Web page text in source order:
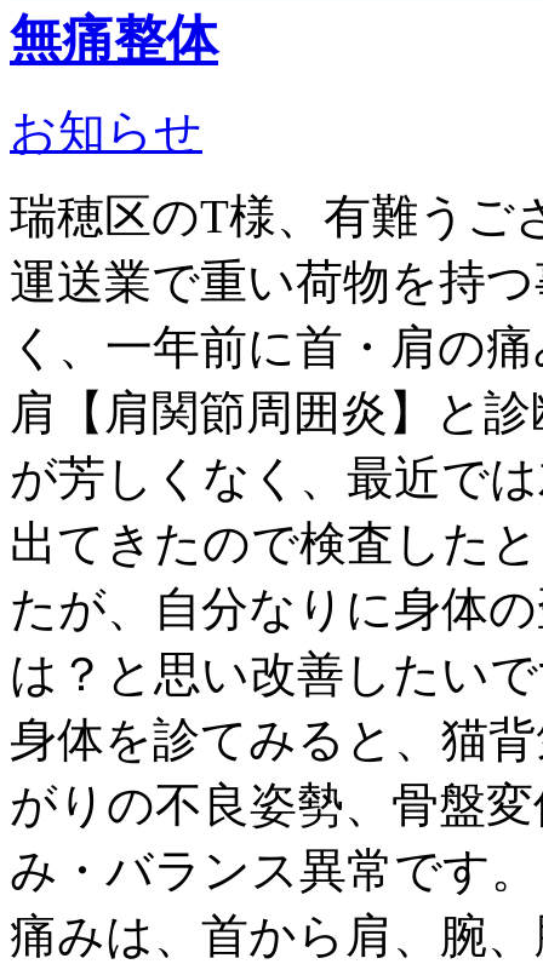
無痛整体
お知らせ
瑞穂区のT様、有難うご
運送業で重い荷物を持
く、一年前に首・肩の
肩【肩関節周囲炎】と
が芳しくなく、最近で
出てきたので検査した
たが、自分なりに身体
は？と思い改善したい
身体を診てみると、猫
がりの不良姿勢、骨盤
み・バランス異常です。
痛みは、首から肩、腕